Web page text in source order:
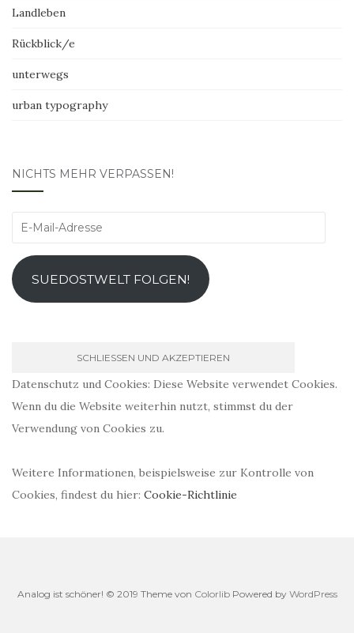
Landleben
Rückblick/e
unterwegs
urban typography
NICHTS MEHR VERPASSEN!
E-
Adresse
SUEDOSTWELT FOLGEN!
Datenschutz und Cookies: Diese Website verwendet Cookies.
Wenn du die Website weiterhin nutzt, stimmst du der
Verwendung von Cookies zu.
Weitere Informationen, beispielsweise zur Kontrolle von
Cookies, findest du hier: Cookie-Richtlinie
Analog ist schöner! © 2019 Theme von ColorlibPowered by WordPress